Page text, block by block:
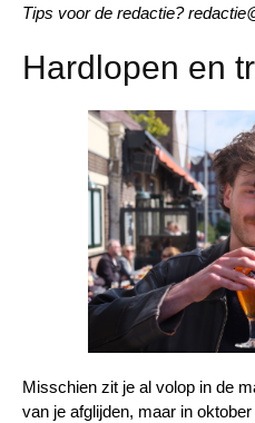
Tips voor de redactie?
Hardlopen en
Misschien zit je al volop in de
van je afglijden, maar in